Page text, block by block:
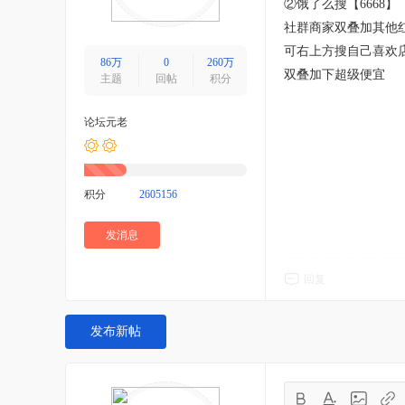
86万
主题
0
回帖
260万
积分
论坛元老
积分 2605156
发消息
②饿了么搜【6668】
社群商家双叠加其他
可右上方搜自己喜欢
双叠加下超级便宜
发布新帖